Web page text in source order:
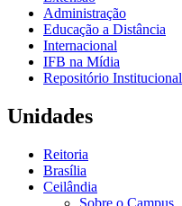
Administração
Educação a Distância
Internacional
IFB na Mídia
Repositório Institucional
Unidades
Reitoria
Brasília
Ceilândia
Sobre o Campus